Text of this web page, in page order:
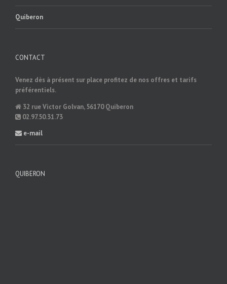
Quiberon
CONTACT
Venez dès à présent sur place profitez de nos offres et tarifs
préférentiels.
32 rue Victor Golvan, 56170 Quiberon
02.97.50.31.73
e-mail
QUIBERON